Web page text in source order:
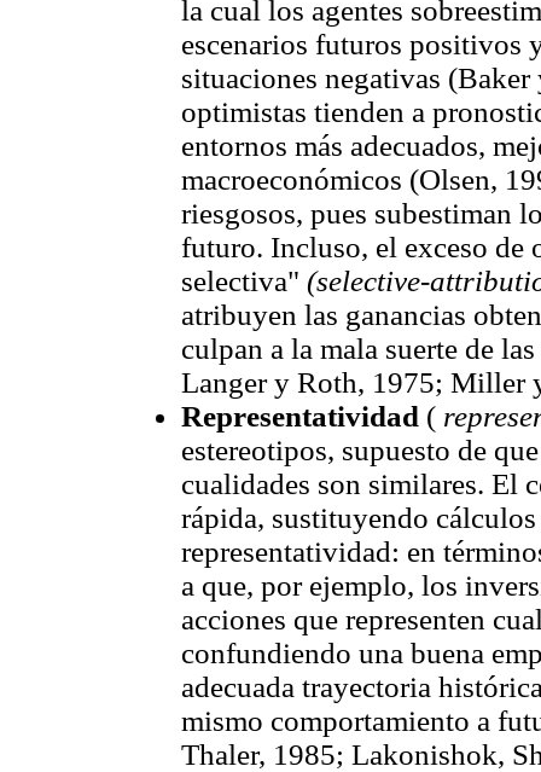
la cual los agentes
escenarios futuros positivos
situaciones negativas
optimistas tienden a
entornos más adecuados,
macroeconómicos (Olsen,
riesgosos, pues subestiman
futuro. Incluso, el exceso de
selectiva" (selective-
atribuyen las ganancias
culpan a la mala suerte de
Langer y Roth, 1975; Miller
Representatividad (
estereotipos, supuesto de
cualidades son similares. El
rápida, sustituyendo
representatividad: en
a que, por ejemplo, los
acciones que representen
confundiendo una buena
adecuada trayectoria
mismo comportamiento a
Thaler, 1985; Lakonishok,